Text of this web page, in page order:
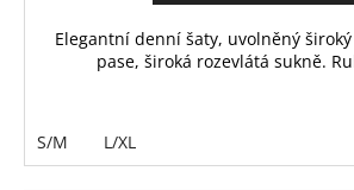
Elegantní denní šaty, uvolněný
pase, široká rozevlátá sukně.
S/M L/XL